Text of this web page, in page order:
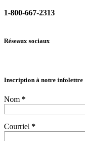
1-800-667-2313
Réseaux sociaux
Inscription à notre infolettre
Nom *
Courriel *